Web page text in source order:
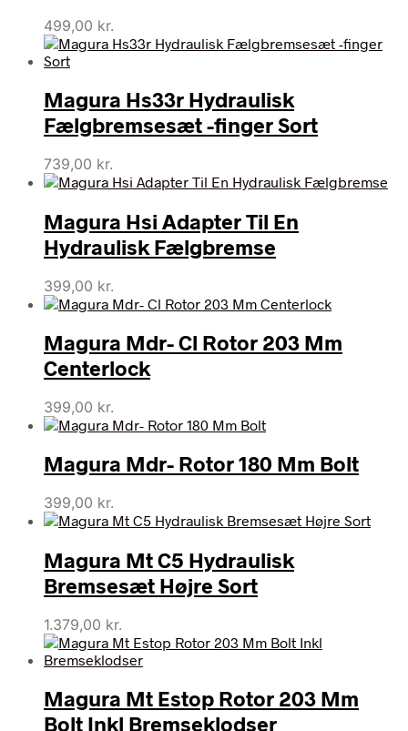
499,00 kr.
Magura Hs33r Hydraulisk
Fælgbremsesæt -finger Sort
739,00 kr.
Magura Hsi Adapter Til En
Hydraulisk Fælgbremse
399,00 kr.
Magura Mdr- Cl Rotor 203 Mm
Centerlock
399,00 kr.
Magura Mdr- Rotor 180 Mm Bolt
399,00 kr.
Magura Mt C5 Hydraulisk
Bremsesæt Højre Sort
1.379,00 kr.
Magura Mt Estop Rotor 203 Mm
Bolt Inkl Bremseklodser